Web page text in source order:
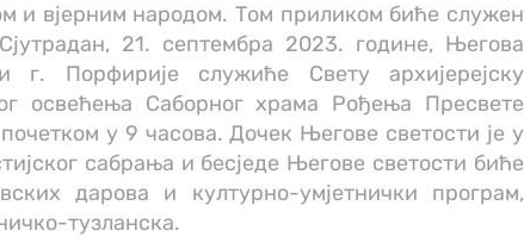
и вјерним народом. Том приликом биће служен
21. септембра 2023. године, Његова
г. Порфирије служиће Свету архијерејску
освећења Саборног храма Рођења Пресвете
у 9 часова. Дочек Његове светости је у
сабрања и бесједе Његове светости биће
дарова и културно-умјетнички програм,
тузланска.